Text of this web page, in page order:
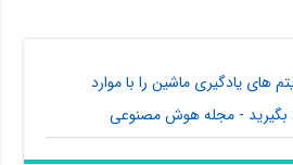
های یادگیری ماشین را با موارد
بگیرید - مجله هوش مصنوعی